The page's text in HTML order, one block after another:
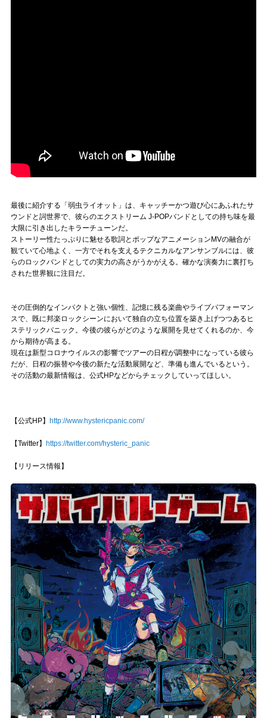
最後に紹介する「弱虫ライオット」は、キャッチーかつ遊び心にあふれたサ
ウンドと詞世界で、彼らのエクストリーム J-POPバンドとしての持ち味を最
大限に引き出したキラーチューンだ。
ストーリー性たっぷりに魅せる歌詞とポップなアニメーションMVの融合が
観ていて心地よく、一方でそれを支えるテクニカルなアンサンブルには、彼
らのロックバンドとしての実力の高さがうかがえる。確かな演奏力に裏打ち
された世界観に注目だ。
その圧倒的なインパクトと強い個性、記憶に残る楽曲やライブパフォーマン
スで、既に邦楽ロックシーンにおいて独自の立ち位置を築き上げつつあるヒ
ステリックパニック。今後の彼らがどのような展開を見せてくれるのか、今
から期待が高まる。
現在は新型コロナウイルスの影響でツアーの日程が調整中になっている彼ら
だが、日程の振替や今後の新たな活動展開など、準備も進んでいるという。
その活動の最新情報は、公式HPなどからチェックしていってほしい。
【公式HP】 http://www.hystericpanic.com/
【Twitter】 https://twitter.com/hysteric_panic
【リリース情報】